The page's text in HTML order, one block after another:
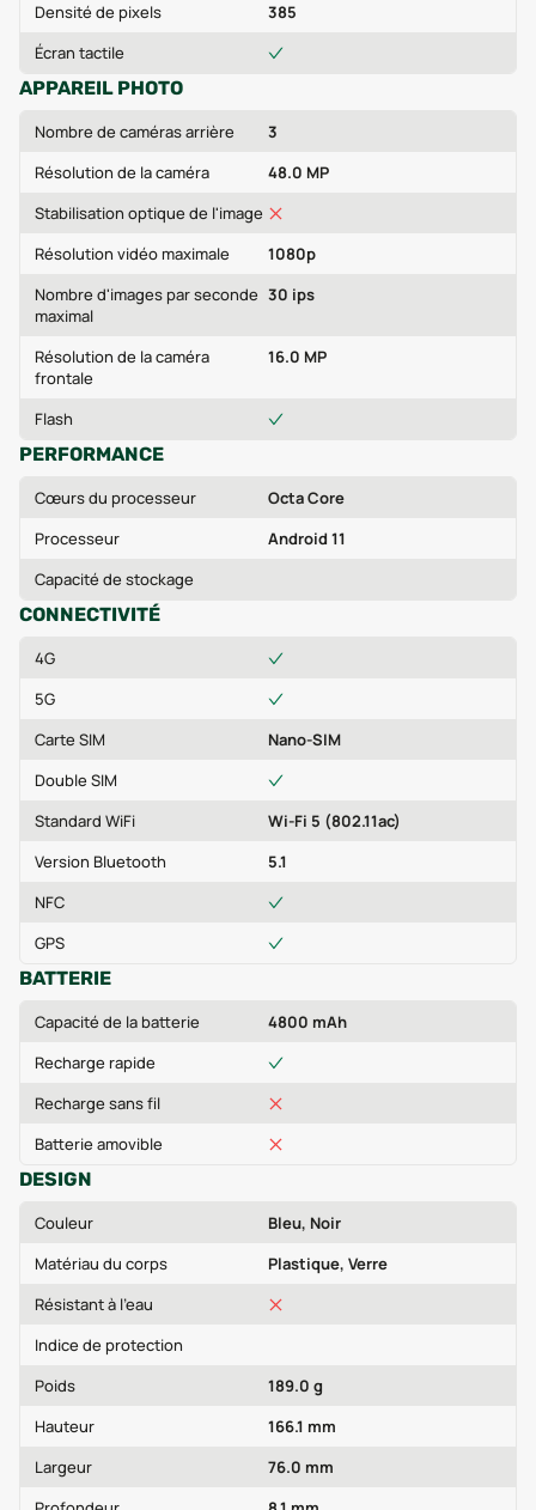
Densité de pixels
385
Écran tactile
APPAREIL PHOTO
Nombre de caméras arrière
3
Résolution de la caméra
48.0 MP
Stabilisation optique de l'image
Résolution vidéo maximale
1080p
Nombre d'images par seconde
maximal
30 ips
Résolution de la caméra
frontale
16.0 MP
Flash
PERFORMANCE
Cœurs du processeur
Octa Core
Processeur
Android 11
Capacité de stockage
CONNECTIVITÉ
4G
5G
Carte SIM
Nano-SIM
Double SIM
Standard WiFi
Wi-Fi 5 (802.11ac)
Version Bluetooth
5.1
NFC
GPS
BATTERIE
Capacité de la batterie
4800 mAh
Recharge rapide
Recharge sans fil
Batterie amovible
DESIGN
Couleur
Bleu, Noir
Matériau du corps
Plastique, Verre
Résistant à l'eau
Indice de protection
Poids
189.0 g
Hauteur
166.1 mm
Largeur
76.0 mm